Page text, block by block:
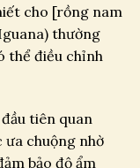
cho [rồng nam
thường
thể điều chỉnh
tiên quan
ưa chuộng nhờ
bảo độ ẩm